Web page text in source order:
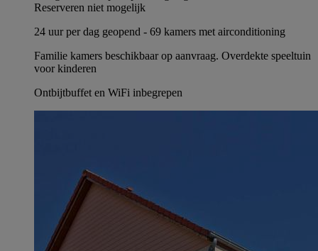
Reserveren niet mogelijk
24 uur per dag geopend - 69 kamers met airconditioning
Familie kamers beschikbaar op aanvraag. Overdekte speeltuin
voor kinderen
Ontbijtbuffet en WiFi inbegrepen